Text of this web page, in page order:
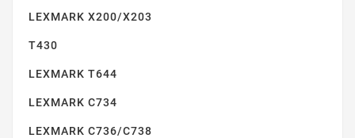
LEXMARK X200/X203
T430
LEXMARK T644
LEXMARK C734
LEXMARK C736/C738